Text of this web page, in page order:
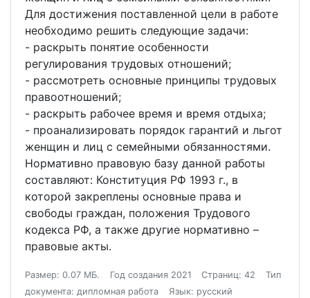
Для достижения поставленной цели в работе
необходимо решить следующие задачи:
- раскрыть понятие особенности
регулирования трудовых отношений;
- рассмотреть основные принципы трудовых
правоотношений;
- раскрыть рабочее время и время отдыха;
- проанализировать порядок гарантий и льгот
женщин и лиц с семейными обязанностями.
Нормативно правовую базу данной работы
составляют: Конституция РФ 1993 г., в
которой закреплены основные права и
свободы граждан, положения Трудового
кодекса РФ, а также другие нормативно –
правовые акты.
Размер: 0.07 МБ. Год создания 2021 Страниц: 42
Тип
документа: дипломная работа
Язык: русский